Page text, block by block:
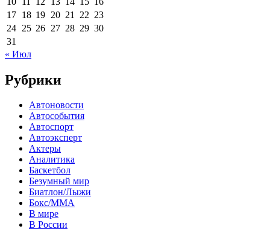
17 18 19 20 21 22 23
24 25 26 27 28 29 30
31
« Июл
Рубрики
Автоновости
Автособытия
Автоспорт
Автоэксперт
Актеры
Аналитика
Баскетбол
Безумный мир
Биатлон/Лыжи
Бокс/MMA
В мире
В России